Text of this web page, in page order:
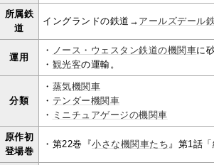
所属鉄
道
イングランドの鉄道→ アールズデール
運用
・ ノース・ウェスタン鉄道の機関車に
・ 観光客の運輸。
分類
・ 蒸気機関車
・ テンダー機関車
・ ミニチュアゲージの機関車
原作初
登場巻
・第22巻『小さな機関車たち 』第1話